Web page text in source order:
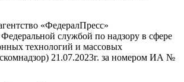
«ФедералПресс»
Федеральной службой по надзору в сфере
технологий и массовых
21.07.2023г. за номером ИА №